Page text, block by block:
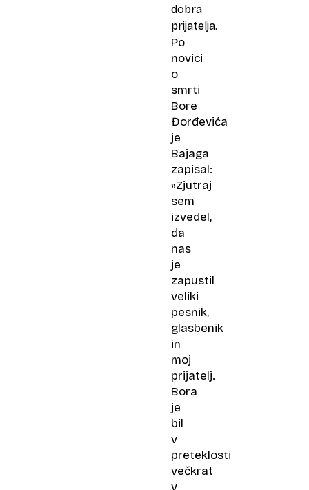
dobra
prijatelja.
Po
novici
o
smrti
Bore
Đorđevića
je
Bajaga
zapisal:
»Zjutraj
sem
izvedel,
da
nas
je
zapustil
veliki
pesnik,
glasbenik
in
moj
prijatelj.
Bora
je
bil
v
preteklosti
večkrat
v